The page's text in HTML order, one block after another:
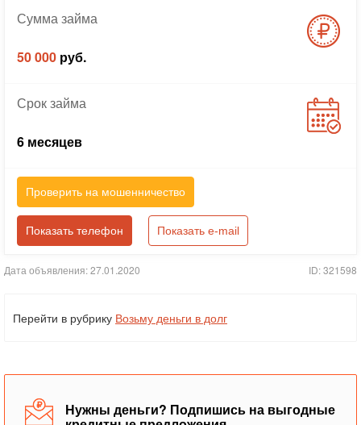
Суммазайма
50 000 руб.
Срокзайма
6 месяцев
Проверить на мошенничество
Показать телефон Показать e-mail
Дата объявления: 27.01.2020 ID: 321598
Перейти в рубрику Возьму деньги в долг
Нужны деньги? Подпишись на выгодные